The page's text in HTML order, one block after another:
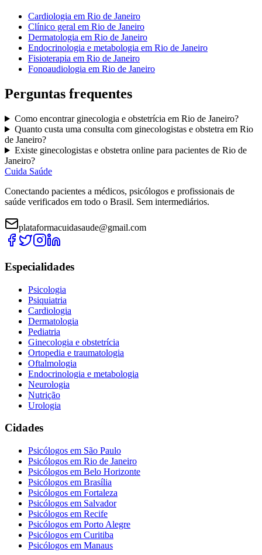
Cardiologia em Rio de Janeiro
Clínico geral em Rio de Janeiro
Dermatologia em Rio de Janeiro
Endocrinologia e metabologia em Rio de Janeiro
Fisioterapia em Rio de Janeiro
Fonoaudiologia em Rio de Janeiro
Perguntas frequentes
Como encontrar ginecologia e obstetrícia em Rio de Janeiro?
Quanto custa uma consulta com ginecologistas e obstetra em Rio
de Janeiro?
Existe ginecologistas e obstetra online para pacientes de Rio de
Janeiro?
Cuida Saúde
Conectando pacientes a médicos, psicólogos e profissionais de
saúde verificados em todo o Brasil. Sem intermediários.
plataformacuidasaude@gmail.com
Especialidades
Psicologia
Psiquiatria
Cardiologia
Dermatologia
Pediatria
Ginecologia e obstetrícia
Ortopedia e traumatologia
Oftalmologia
Endocrinologia e metabologia
Neurologia
Nutrição
Urologia
Cidades
Psicólogos em São Paulo
Psicólogos em Rio de Janeiro
Psicólogos em Belo Horizonte
Psicólogos em Brasília
Psicólogos em Fortaleza
Psicólogos em Salvador
Psicólogos em Recife
Psicólogos em Porto Alegre
Psicólogos em Curitiba
Psicólogos em Manaus